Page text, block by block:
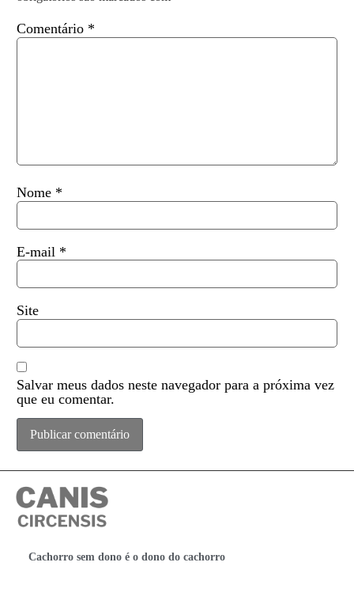
Comentário *
Nome *
E-mail *
Site
Salvar meus dados neste navegador para a próxima vez
que eu comentar.
Cachorro sem dono é o dono do cachorro